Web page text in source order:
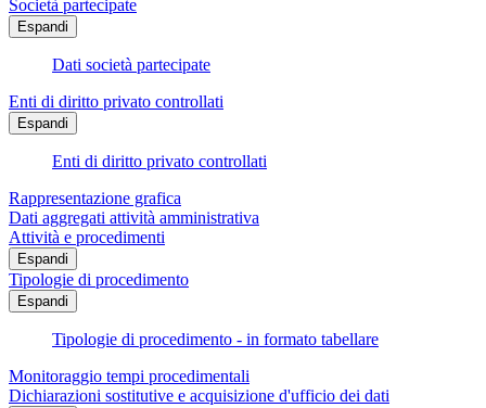
Società partecipate
Espandi
Dati società partecipate
Enti di diritto privato controllati
Espandi
Enti di diritto privato controllati
Rappresentazione grafica
Dati aggregati attività amministrativa
Attività e procedimenti
Espandi
Tipologie di procedimento
Espandi
Tipologie di procedimento - in formato tabellare
Monitoraggio tempi procedimentali
Dichiarazioni sostitutive e acquisizione d'ufficio dei dati